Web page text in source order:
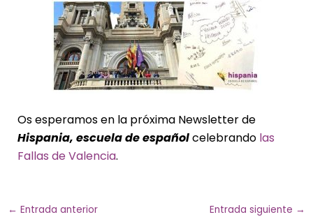
Os esperamos en la próxima Newsletter de
Hispania, escuela de españolcelebrando las
Fallas de Valencia.
← Entrada anterior Entrada siguiente →